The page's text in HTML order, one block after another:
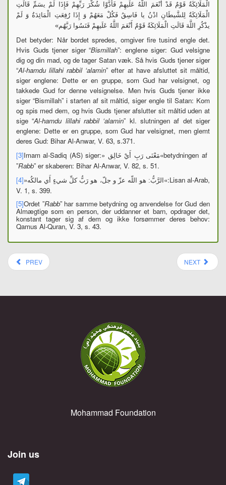
الْمَلَائِكَةُ قَوْمٌ قَدْ أَنْعَمَ اللَّهُ عَلَیهِمْ فَأَدَّوْا شُكْرَ رَبِّهِمْ فَإِذَا لَمْ یسَمِّ قَالَتِ
الْمَلَائِكَةُ لِلشَّیطَانِ ادْنُ یا فَاسِقُ فَكُلْ مَعَهُمْ وَ إِذَا رُفِعَتِ الْمَائِدَةُ وَ لَمْ
یذْكُرِ اللَّهَ قَالَتِ الْمَلَائِكَةُ قَوْمٌ أَنْعَمَ اللَّهُ عَلَیهِمْ فَنَسُوا رَبَّهُم»
Det betyder: Når bordet spredes, omgiver fire tusind engle det.
Hvis Guds tjener siger “Bismillah”: englene siger: Gud velsigne
dig og din mad, og de tager Satan væk. Så hvis Guds tjener siger
“Al-hamdu lillahi rabbil ‘alamin” efter at have afsluttet sit måltid,
siger englene: Dette er en gruppe, som Gud har velsignet, og
takkede Gud for denne velsignelse. Men hvis Guds tjener ikke
siger “Bismillah” i starten af sit måltid, siger engle til Satan: Kom
og spis med dem, og hvis Guds tjener afslutter sit måltid uden at
sige “Al-hamdu lillahi rabbil ‘alamin” kl. slutningen af det siger
englene: Dette er en gruppe, som Gud har velsignet, men glemt
deres Gud: Bihar Al-Anwar, V. 63, s.371.
[3]Imam al-Sadiq (AS) siger:« مَعْنَى رَبِ‏ أَيْ خَالِق»betydningen af
”Rabb” er skaberen: Bihar Al-Anwar, V. 82, s. 51.
[4]«الرَّبُّ: هو اللّه عزّ و جلّ، هو رَبُّ كلِّ شي‏ءٍ أَي مالكُه »:Lisan al-Arab,
V. 1, s. 399.
[5]Ordet ”Rabb” har samme betydning og anvendelse for Gud den
Almægtige som en person, der uddanner et barn, opdrager det,
konstant tager sig af dem og ikke forsømmer deres behov:
Qamus Al-Quran, V. 3, s. 43.
PREV NEXT
Mohammad Foundation
Join us